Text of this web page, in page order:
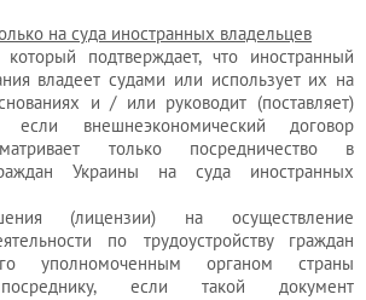
на суда иностранных владельцев
подтверждает, что иностранный
владеет судами или использует их на
и / или руководит (поставляет)
если внешнеэкономический договор
только посредничество в
Украины на суда иностранных
(лицензии) на осуществление
по трудоустройству граждан
уполномоченным органом страны
посреднику, если такой документ